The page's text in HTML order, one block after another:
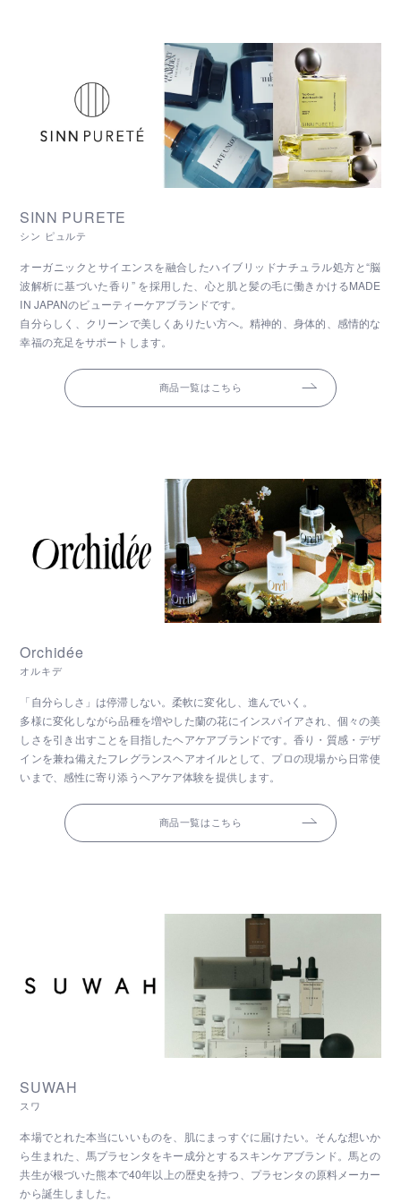
SINN PURETE
シン ピュルテ
オーガニックとサイエンスを融合したハイブリッドナチュラル処方と“脳
波解析に基づいた香り” を採用した、心と肌と髪の毛に働きかけるMADE
IN JAPANのビューティーケアブランドです。
自分らしく、クリーンで美しくありたい方へ。精神的、身体的、感情的な
幸福の充足をサポートします。
商品一覧はこちら
Orchidée
オルキデ
「自分らしさ」は停滞しない。柔軟に変化し、進んでいく。
多様に変化しながら品種を増やした蘭の花にインスパイアされ、個々の美
しさを引き出すことを目指したヘアケアブランドです。香り・質感・デザ
インを兼ね備えたフレグランスヘアオイルとして、プロの現場から日常使
いまで、感性に寄り添うヘアケア体験を提供します。
商品一覧はこちら
SUWAH
スワ
本場でとれた本当にいいものを、肌にまっすぐに届けたい。そんな想いか
ら生まれた、馬プラセンタをキー成分とするスキンケアブランド。馬との
共生が根づいた熊本で40年以上の歴史を持つ、プラセンタの原料メーカー
から誕生しました。